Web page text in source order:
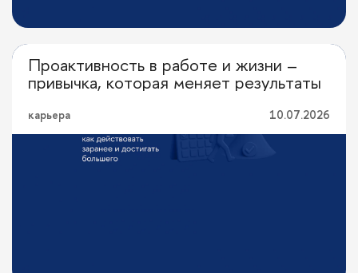
Личная эффективность
Проактивность в работе и жизни –
привычка, которая меняет результаты
карьера 10.07.2026